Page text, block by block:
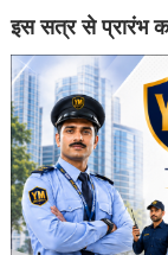
इस सत्र से प्रारंभ